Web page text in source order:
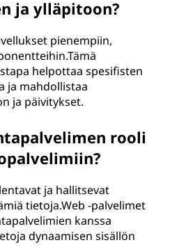
ja ylläpitoon?
pienempiin,
helpottaa spesifisten
ja mahdollistaa
ja päivitykset.
rooli
ja hallitsevat
tietoja.Web -palvelimet
kanssa
dynaamisen sisällön